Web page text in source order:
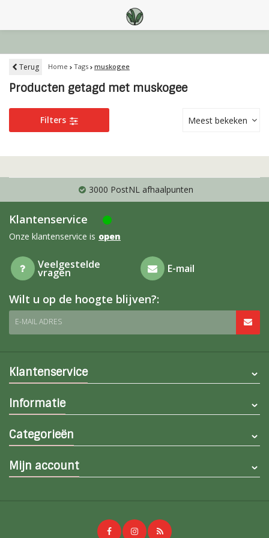
Terug Home Tags muskogee
Producten getagd met muskogee
Filters Meest bekeken
3000 PostNL afhaalpunten
Klantenservice
Onze klantenservice is open
Veelgestelde
vragen E-mail
Wilt u op de hoogte blijven?:
E-MAIL ADRES
Klantenservice
Informatie
Categorieën
Mijn account